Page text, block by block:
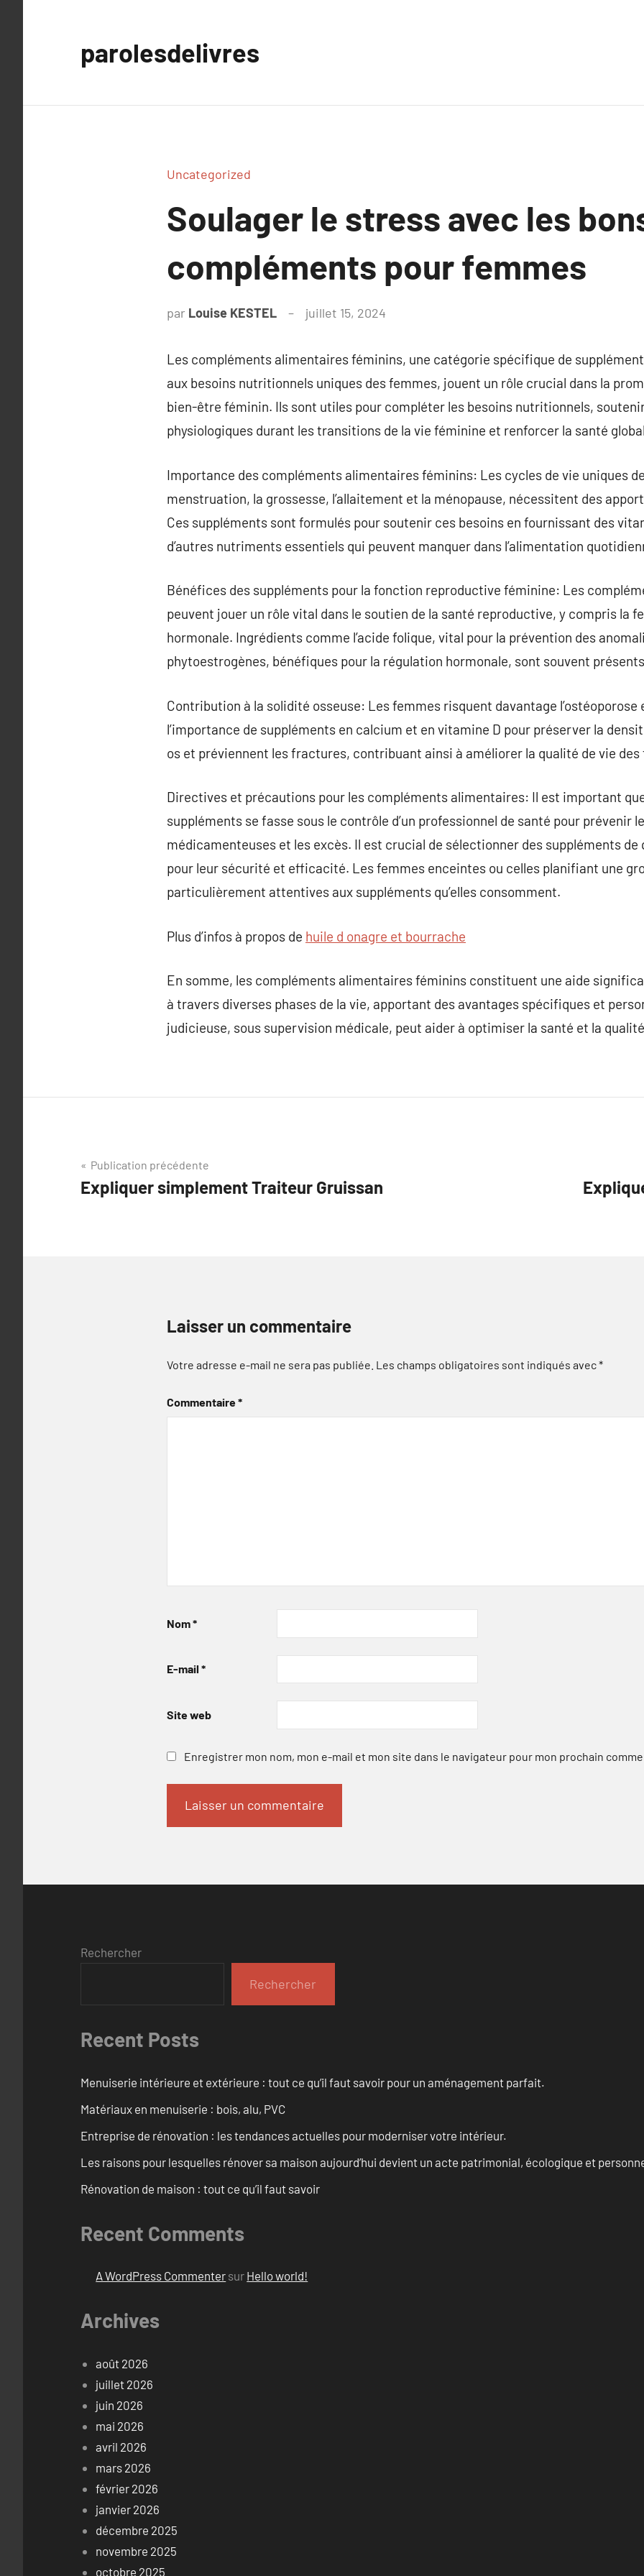
parolesdelivres
Uncategorized
Soulager le stress avec les
compléments pour femmes
par Louise KESTEL juillet 15, 2024
Les compléments alimentaires féminins, une catégorie spécifique de
aux besoins nutritionnels uniques des femmes, jouent un rôle crucial dans la
bien-être féminin. Ils sont utiles pour compléter les besoins nutritionnels,
physiologiques durant les transitions de la vie féminine et renforcer la santé
Importance des compléments alimentaires féminins: Les cycles de vie uniques
menstruation, la grossesse, l’allaitement et la ménopause, nécessitent des
Ces suppléments sont formulés pour soutenir ces besoins en fournissant des
d’autres nutriments essentiels qui peuvent manquer dans l’alimentation
Bénéfices des suppléments pour la fonction reproductive féminine: Les
peuvent jouer un rôle vital dans le soutien de la santé reproductive, y compris la
hormonale. Ingrédients comme l’acide folique, vital pour la prévention des
phytoestrogènes, bénéfiques pour la régulation hormonale, sont souvent
Contribution à la solidité osseuse: Les femmes risquent davantage l’ostéoporose
l’importance de suppléments en calcium et en vitamine D pour préserver la
os et préviennent les fractures, contribuant ainsi à améliorer la qualité de vie des
Directives et précautions pour les compléments alimentaires: Il est important
suppléments se fasse sous le contrôle d’un professionnel de santé pour prévenir
médicamenteuses et les excès. Il est crucial de sélectionner des suppléments
pour leur sécurité et efficacité. Les femmes enceintes ou celles planifiant une
particulièrement attentives aux suppléments qu’elles consomment.
Plus d’infos à propos de huile d onagre et bourrache
En somme, les compléments alimentaires féminins constituent une aide
à travers diverses phases de la vie, apportant des avantages spécifiques et
judicieuse, sous supervision médicale, peut aider à optimiser la santé et la
Navigation
de
Publication précédente
Expliquer simplement Traiteur Gruissan
Laisser un commentaire
Votre adresse e-mail ne sera pas publiée. Les champs obligatoires sont indiqués avec*
Commentaire*
Nom*
E-mail *
Site web
Enregistrer mon nom, mon e-mail et mon site dans le navigateur pour mon prochain
Rechercher
Rechercher
Recent Posts
Menuiserie intérieure et extérieure : tout ce qu’il faut savoir pour un aménagement parfait.
Matériaux en menuiserie : bois, alu, PVC
Entreprise de rénovation : les tendances actuelles pour moderniser votre intérieur.
Les raisons pour lesquelles rénover sa maison aujourd’hui devient un acte patrimonial, écologique et
Rénovation de maison : tout ce qu’il faut savoir
Recent Comments
A WordPress Commenter sur Hello world!
Archives
août 2026
juillet 2026
juin 2026
mai 2026
avril 2026
mars 2026
février 2026
janvier 2026
décembre 2025
novembre 2025
octobre 2025